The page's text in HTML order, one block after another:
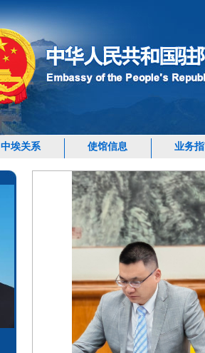
中埃关系 使馆信息 业务